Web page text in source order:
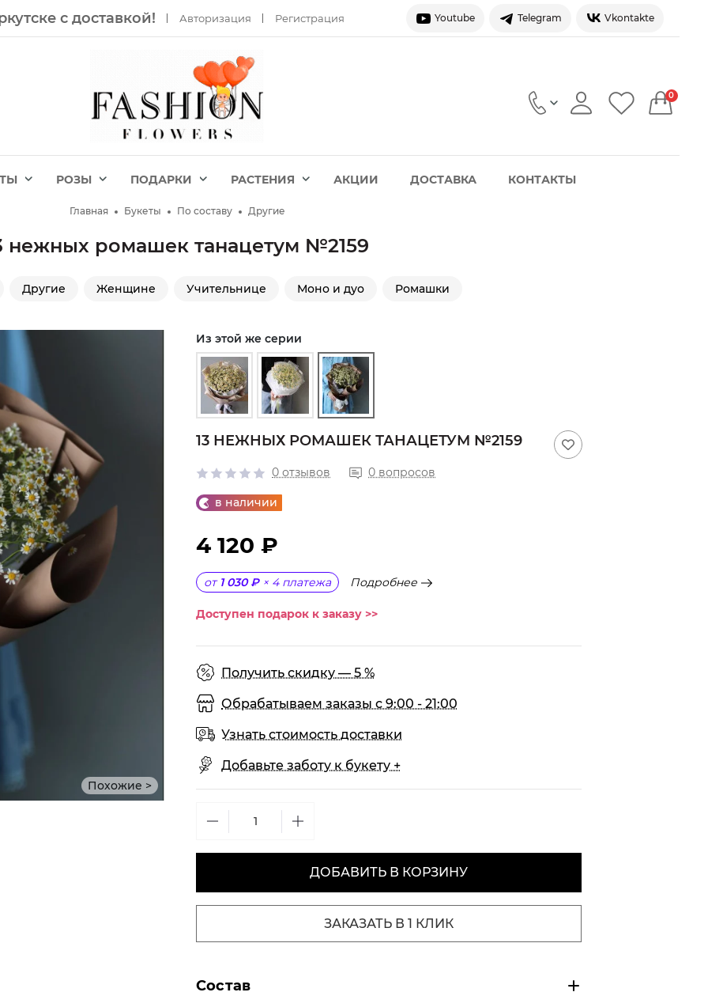
с доставкой! Авторизация Регистрация Youtube Telegram Vkontakte
0
РОЗЫ ПОДАРКИ РАСТЕНИЯ АКЦИИ ДОСТАВКА КОНТАКТЫ
Главная Букеты По составу Другие
нежных ромашек танацетум №2159
Другие Женщине Учительнице Моно и дуо Ромашки
Похожие >
Из этой же серии
13 НЕЖНЫХ РОМАШЕК ТАНАЦЕТУМ №2159
0 отзывов 0 вопросов
в наличии
4 120 ₽
от 1 030 ₽ × 4 платежа Подробнее
Доступен подарок к заказу >>
Получить скидку — 5 %
Обрабатываем заказы с 9:00 - 21:00
Узнать стоимость доставки
Добавьте заботу к букету +
ДОБАВИТЬ В КОРЗИНУ
ЗАКАЗАТЬ В 1 КЛИК
Состав